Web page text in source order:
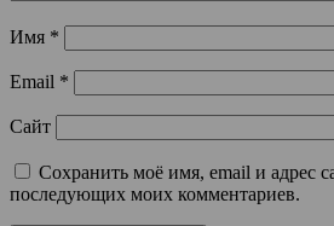
Имя *
Email *
Сайт
Сохранить моё имя, email и адрес
последующих моих комментариев.